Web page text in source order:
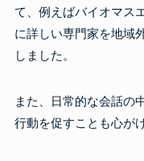
て、例えばバイオマス
に詳しい専門家を地域
しました。
また、日常的な会話の
行動を促すことも心が